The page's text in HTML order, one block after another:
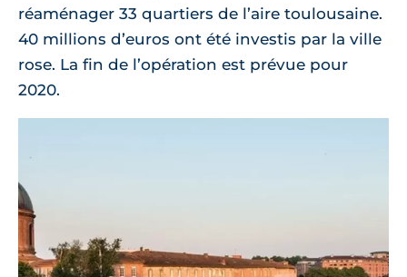
réaménager 33 quartiers de l’aire toulousaine.
40 millions d’euros ont été investis par la ville
rose. La fin de l’opération est prévue pour
2020.